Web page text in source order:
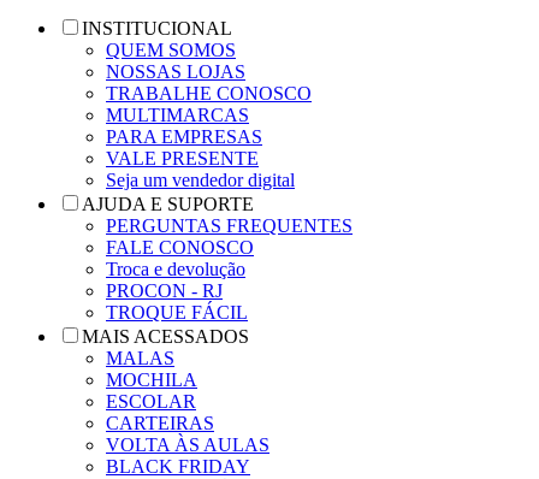
INSTITUCIONAL
QUEM SOMOS
NOSSAS LOJAS
TRABALHE CONOSCO
MULTIMARCAS
PARA EMPRESAS
VALE PRESENTE
Seja um vendedor digital
AJUDA E SUPORTE
PERGUNTAS FREQUENTES
FALE CONOSCO
Troca e devolução
PROCON - RJ
TROQUE FÁCIL
MAIS ACESSADOS
MALAS
MOCHILA
ESCOLAR
CARTEIRAS
VOLTA ÀS AULAS
BLACK FRIDAY